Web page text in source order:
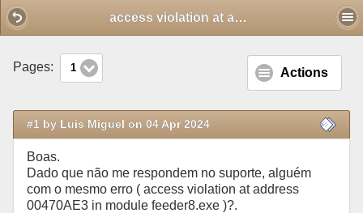
access violation at address 00470AE3 in module feeder8.exe
Pages: 1 Actions
#1 by Luis Miguel on 04 Apr 2024
Boas.
Dado que não me respondem no suporte, alguém
com o mesmo erro ( access violation at address
00470AE3 in module feeder8.exe )?.